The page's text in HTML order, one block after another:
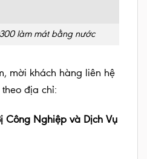
làm mát bằng nước
mời khách hàng liên hệ
địa chỉ:
Công Nghiệp và Dịch Vụ